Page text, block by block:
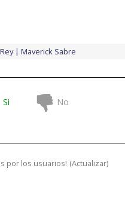
Maverick Sabre
Si No
por los usuarios! (Actualizar)